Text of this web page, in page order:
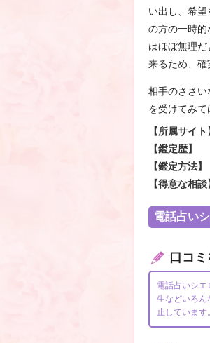
い出し、希
の方の一時的
はほぼ無理
来るため、確
相手のささ
を受けてみて
【所属サイト
【鑑定歴】
【鑑定方法】
【得意な相談
電話占い
口コ
電話占いシ
生などいろん
止しています。